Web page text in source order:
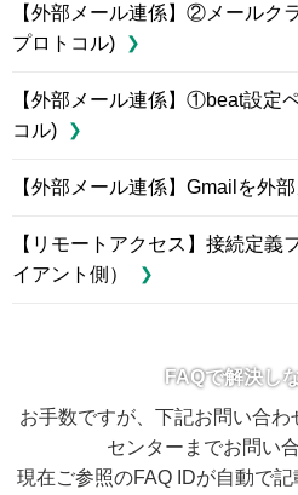
【外部メール連係】②メールク
プロトコル)
【外部メール連係】①beat設定
コル)
【外部メール連係】Gmailを外
【リモートアクセス】接続定義
イアント側）
FAQで解決し
お手数ですが、下記お問い合わ
センターまでお問い
現在ご参照のFAQ IDが自動で